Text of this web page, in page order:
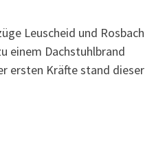
Leuscheid und Rosbach
einem Dachstuhlbrand
ersten Kräfte stand dieser